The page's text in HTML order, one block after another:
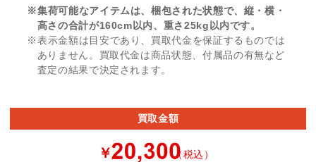
※集荷可能なアイテムは、梱包された状態で、縦・横・
高さの合計が160cm以内、重さ25kg以内です。
※表示金額は目安であり、買取代金を保証するものでは
ありません。買取代金は商品状態、付属品の有無など
査定の結果で決定されます。
買取金額
￥ （税込）